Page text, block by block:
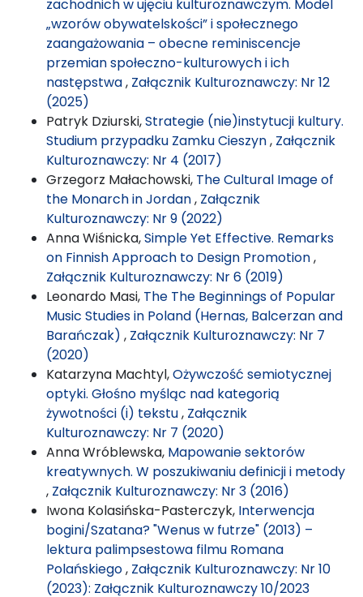
zachodnich w ujęciu kulturoznawczym. Model
„wzorów obywatelskości” i społecznego
zaangażowania – obecne reminiscencje
przemian społeczno-kulturowych i ich
następstwa, Załącznik Kulturoznawczy: Nr 12
(2025)
Patryk Dziurski,Strategie (nie)instytucji kultury.
Studium przypadku Zamku Cieszyn, Załącznik
Kulturoznawczy: Nr 4 (2017)
Grzegorz Małachowski, The Cultural Image of
the Monarch in Jordan, Załącznik
Kulturoznawczy: Nr 9 (2022)
Anna Wiśnicka,Simple Yet Effective. Remarks
on Finnish Approach to Design Promotion,
Załącznik Kulturoznawczy: Nr 6 (2019)
Leonardo Masi, The The Beginnings of Popular
Music Studies in Poland (Hernas, Balcerzan and
Barańczak) , Załącznik Kulturoznawczy: Nr 7
(2020)
Katarzyna Machtyl,Ożywczość semiotycznej
optyki. Głośno myśląc nad kategorią
żywotności (i) tekstu, Załącznik
Kulturoznawczy: Nr 7 (2020)
Anna Wróblewska, Mapowanie sektorów
kreatywnych. W poszukiwaniu definicji i metody
, Załącznik Kulturoznawczy: Nr 3 (2016)
Iwona Kolasińska-Pasterczyk, Interwencja
bogini/Szatana? "Wenus w futrze" (2013) –
lektura palimpsestowa filmu Romana
Polańskiego, Załącznik Kulturoznawczy: Nr 10
(2023): Załącznik Kulturoznawczy 10/2023